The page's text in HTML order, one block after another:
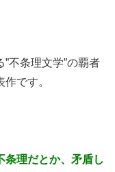
不条理文学”の覇者
作です。
条理だとか、矛盾し